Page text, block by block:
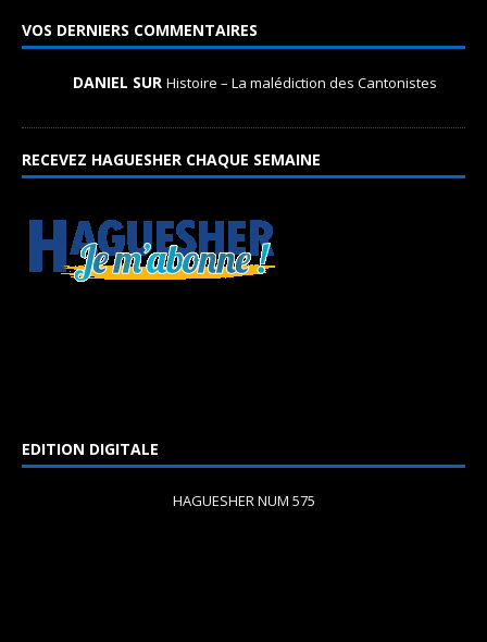
VOS DERNIERS COMMENTAIRES
DANIEL SUR Histoire – La malédiction des Cantonistes
RECEVEZ HAGUESHER CHAQUE SEMAINE
EDITION DIGITALE
HAGUESHER NUM 575